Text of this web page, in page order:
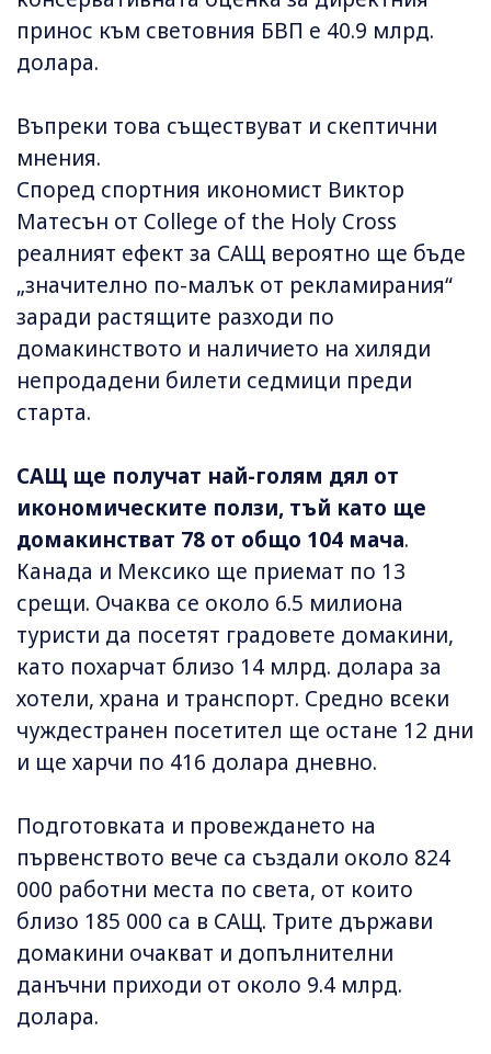
принос към световния БВП е 40.9 млрд.
долара.
Въпреки това съществуват и скептични
мнения.
Според спортния икономист Виктор
Матесън от College of the Holy Cross
реалният ефект за САЩ вероятно ще бъде
„значително по-малък от рекламирания“
заради растящите разходи по
домакинството и наличието на хиляди
непродадени билети седмици преди
старта.
САЩ ще получат най-голям дял от
икономическите ползи, тъй като ще
домакинстват 78 от общо 104 мача.
Канада и Мексико ще приемат по 13
срещи. Очаква се около 6.5 милиона
туристи да посетят градовете домакини,
като похарчат близо 14 млрд. долара за
хотели, храна и транспорт. Средно всеки
чуждестранен посетител ще остане 12 дни
и ще харчи по 416 долара дневно.
Подготовката и провеждането на
първенството вече са създали около 824
000 работни места по света, от които
близо 185 000 са в САЩ. Трите държави
домакини очакват и допълнителни
данъчни приходи от около 9.4 млрд.
долара.